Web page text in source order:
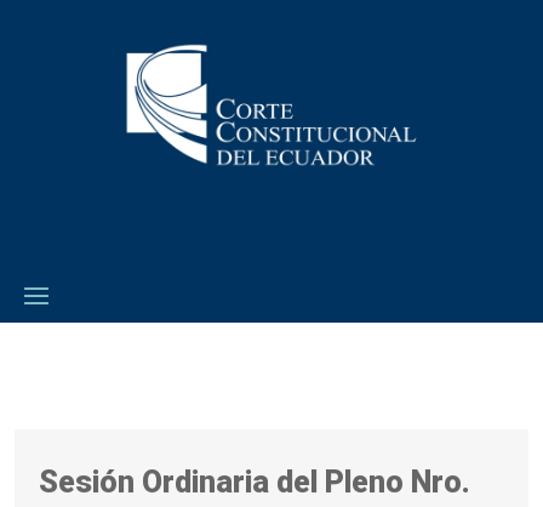
Sesión Ordinaria del Pleno Nro.